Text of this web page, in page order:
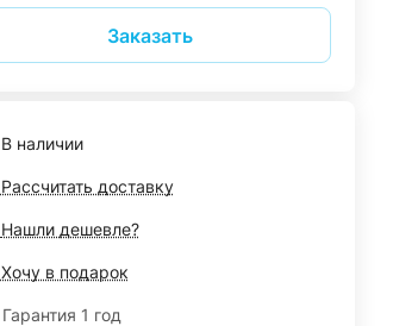
Заказать
В наличии
Рассчитать доставку
Нашли дешевле?
Хочу в подарок
Гарантия 1 год